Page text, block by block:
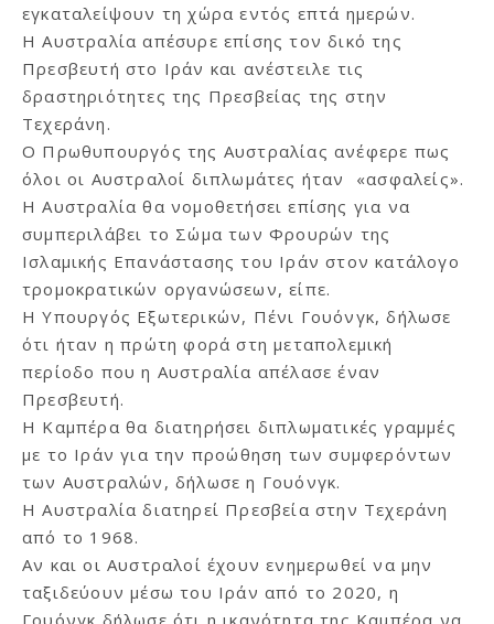
εγκαταλείψουν τη χώρα εντός επτά ημερών.
Η Αυστραλία απέσυρε επίσης τον δικό της
Πρεσβευτή στο Ιράν και ανέστειλε τις
δραστηριότητες της Πρεσβείας της στην
Τεχεράνη.
Ο Πρωθυπουργός της Αυστραλίας ανέφερε πως
όλοι οι Αυστραλοί διπλωμάτες ήταν «ασφαλείς».
Η Αυστραλία θα νομοθετήσει επίσης για να
συμπεριλάβει το Σώμα των Φρουρών της
Ισλαμικής Επανάστασης του Ιράν στον κατάλογο
τρομοκρατικών οργανώσεων, είπε.
Η Υπουργός Εξωτερικών, Πένι Γουόνγκ, δήλωσε
ότι ήταν η πρώτη φορά στη μεταπολεμική
περίοδο που η Αυστραλία απέλασε έναν
Πρεσβευτή.
Η Καμπέρα θα διατηρήσει διπλωματικές γραμμές
με το Ιράν για την προώθηση των συμφερόντων
των Αυστραλών, δήλωσε η Γουόνγκ.
Η Αυστραλία διατηρεί Πρεσβεία στην Τεχεράνη
από το 1968.
Αν και οι Αυστραλοί έχουν ενημερωθεί να μην
ταξιδεύουν μέσω του Ιράν από το 2020, η
Γουόνγκ δήλωσε ότι η ικανότητα της Καμπέρα να